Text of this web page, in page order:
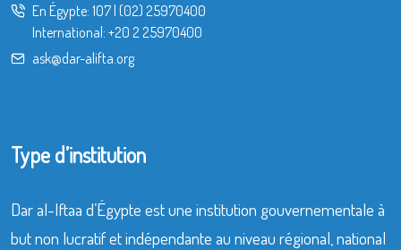
En Égypte: 107| (02) 25970400
International: +20 2 25970400
ask@dar-alifta.org
Type d’institution
Dar al-Iftaa d’Égypte est une institution gouvernementale à
but non lucratif et indépendante au niveau régional, national